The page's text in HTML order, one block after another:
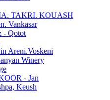
TAKRI. KOUASH
Vankasar
- Qotot
Areni.Voskeni
Winery
- Jan
Keush